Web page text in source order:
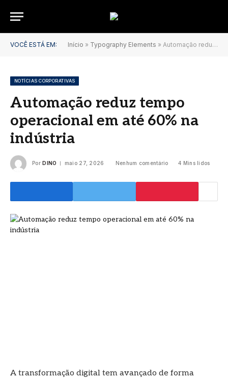
VOCÊ ESTÁ EM: Início » Typography Elements » Automação reduz tempo operacional em até 60% na indústria
NOTÍCIAS CORPORATIVAS
Automação reduz tempo
operacional em até 60% na
indústria
Por DINO maio 27, 2026 Nenhum comentário 4 Mins lidos
A transformação digital tem avançado de forma